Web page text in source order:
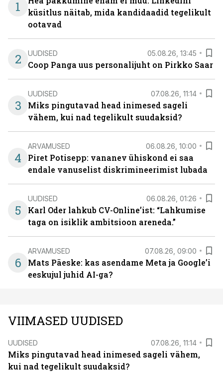
1
küsitlus näitab, mida kandidaadid tegelikult
ootavad
2 UUDISED 05.08.26, 13:45
Coop Panga uus personalijuht on Pirkko Saar
3
UUDISED 07.08.26, 11:14
Miks pingutavad head inimesed sageli
vähem, kui nad tegelikult suudaksid?
4
ARVAMUSED 06.08.26, 10:00
Piret Potisepp: vananev ühiskond ei saa
endale vanuselist diskrimineerimist lubada
5
UUDISED 06.08.26, 01:26
Karl Oder lahkub CV-Online’ist: “Lahkumise
taga on isiklik ambitsioon areneda.”
6
ARVAMUSED 07.08.26, 09:00
Mats Päeske: kas asendame Meta ja Google’i
eeskujul juhid AI-ga?
VIIMASED UUDISED
UUDISED 07.08.26, 11:14
Miks pingutavad head inimesed sageli vähem,
kui nad tegelikult suudaksid?